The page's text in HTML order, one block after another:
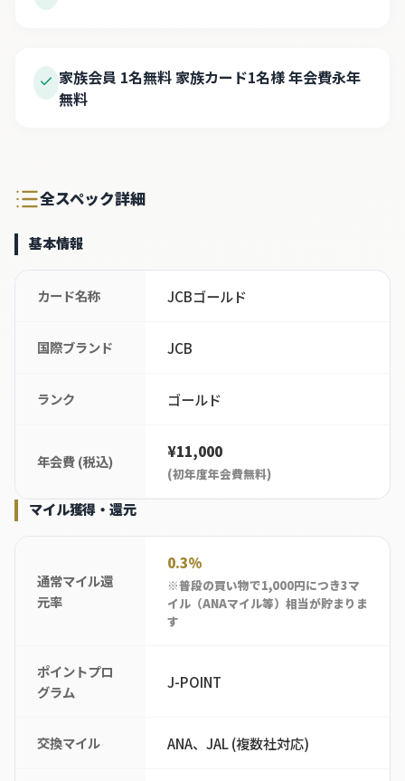
家族会員 1名無料 家族カード1名様 年会費永年
無料
全スペック詳細
基本情報
カード名称 JCBゴールド
国際ブランド JCB
ランク ゴールド
年会費 (税込)
¥11,000
(初年度年会費無料)
マイル獲得・還元
通常マイル還
元率
0.3%
※普段の買い物で1,000円につき3マ
イル（ANAマイル等）相当が貯まりま
す
ポイントプロ
グラム
J-POINT
交換マイル ANA、JAL (複数社対応)